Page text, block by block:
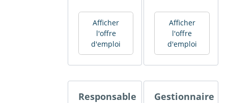
Afficher
l'offre
d'emploi
Afficher
l'offre
d'emploi
Responsable
Gestionnaire